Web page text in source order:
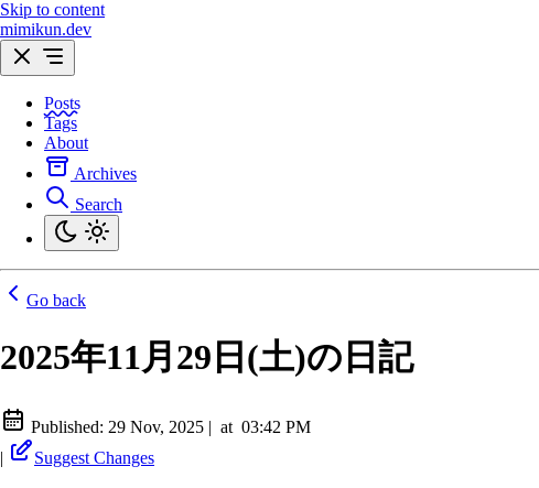
Skip to content
mimikun.dev
Posts
Tags
About
Archives
Search
Go back
2025年11月29日(土)の日記
Published: 29 Nov, 2025 | at 03:42 PM
|
Suggest Changes